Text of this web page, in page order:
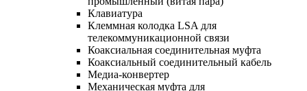
Клавиатура
Клеммная колодка LSA для
телекоммуникационной связи
Коаксиальная соединительная муфта
Коаксиальный соединительный кабель
Медиа-конвертер
Механическая муфта для